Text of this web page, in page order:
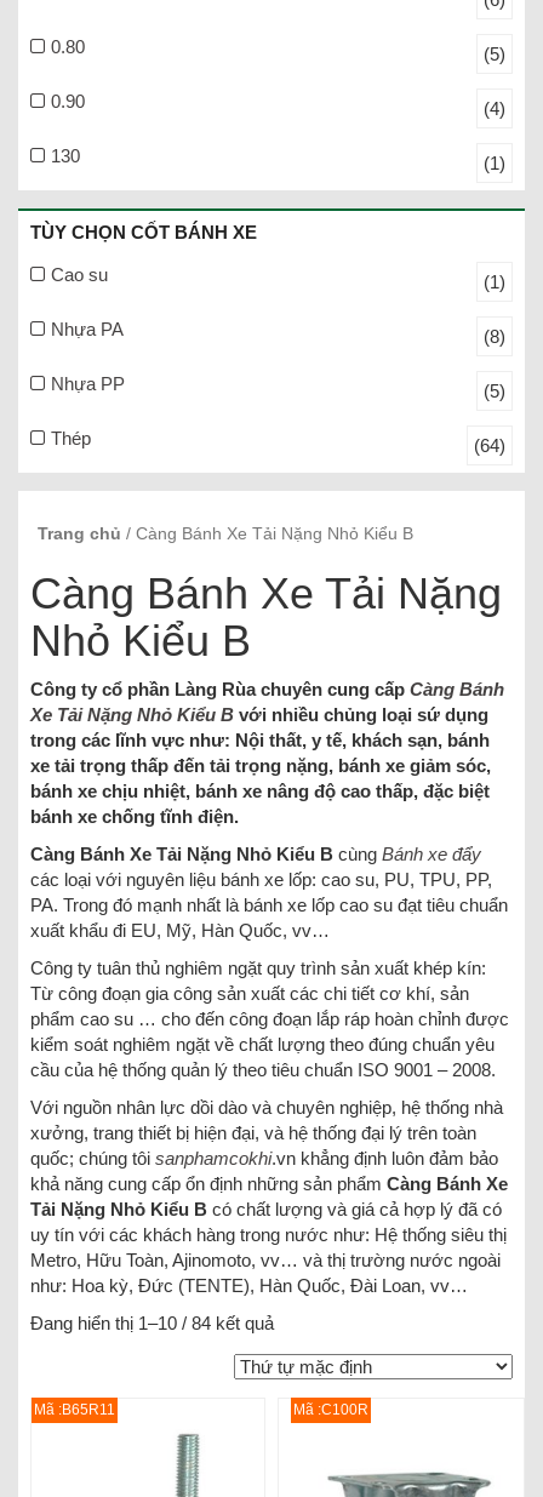
0.80 (5)
0.90 (4)
130 (1)
TÙY CHỌN CỐT BÁNH XE
Cao su (1)
Nhựa PA (8)
Nhựa PP (5)
Thép (64)
Trang chủ / Càng Bánh Xe Tải Nặng Nhỏ Kiểu B
Càng Bánh Xe Tải Nặng
Nhỏ Kiểu B
Công ty cổ phần Làng Rùa chuyên cung cấp Càng Bánh
Xe Tải Nặng Nhỏ Kiểu B với nhiều chủng loại sứ dụng
trong các lĩnh vực như: Nội thất, y tế, khách sạn, bánh
xe tải trọng thấp đến tải trọng nặng, bánh xe giảm sóc,
bánh xe chịu nhiệt, bánh xe nâng độ cao thấp, đặc biệt
bánh xe chống tĩnh điện.
Càng Bánh Xe Tải Nặng Nhỏ Kiểu B cùng Bánh xe đẩy
các loại với nguyên liệu bánh xe lốp: cao su, PU, TPU, PP,
PA. Trong đó mạnh nhất là bánh xe lốp cao su đạt tiêu chuẩn
xuất khẩu đi EU, Mỹ, Hàn Quốc, vv…
Công ty tuân thủ nghiêm ngặt quy trình sản xuất khép kín:
Từ công đoạn gia công sản xuất các chi tiết cơ khí, sản
phẩm cao su … cho đến công đoạn lắp ráp hoàn chỉnh được
kiểm soát nghiêm ngặt về chất lượng theo đúng chuẩn yêu
cầu của hệ thống quản lý theo tiêu chuẩn ISO 9001 – 2008.
Với nguồn nhân lực dồi dào và chuyên nghiệp, hệ thống nhà
xưởng, trang thiết bị hiện đại, và hệ thống đại lý trên toàn
quốc; chúng tôi sanphamcokhi.vn khẳng định luôn đảm bảo
khả năng cung cấp ổn định những sản phẩm Càng Bánh Xe
Tải Nặng Nhỏ Kiểu B có chất lượng và giá cả hợp lý đã có
uy tín với các khách hàng trong nước như: Hệ thống siêu thị
Metro, Hữu Toàn, Ajinomoto, vv… và thị trường nước ngoài
như: Hoa kỳ, Đức (TENTE), Hàn Quốc, Đài Loan, vv…
Đang hiển thị 1–10 / 84 kết quả
Mã :B65R11 Mã :C100R